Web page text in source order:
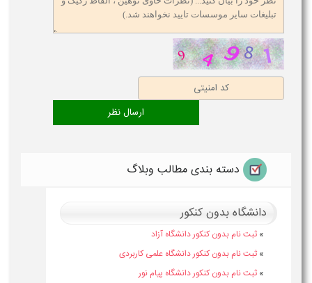
دسته بندی مطالب وبلاگ
دانشگاه بدون کنکور
» ثبت نام بدون کنکور دانشگاه آزاد
» ثبت نام بدون کنکور دانشگاه علمی کاربردی
» ثبت نام بدون کنکور دانشگاه پیام نور